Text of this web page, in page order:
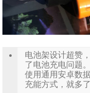
电池架设计超赞
了电池充电问题
使用通用安卓数
充能方式，就多